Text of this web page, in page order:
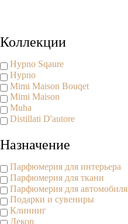
Коллекции
Hypno Sqaure
Hypno
Mimi Maison Bouqet
Mimi Maison
Muha
Distillati D'autore
Назначение
Парфюмерия для интерьера
Парфюмерия для ткани
Парфюмерия для автомобиля
Подарки и сувениры
Клининг
Декор